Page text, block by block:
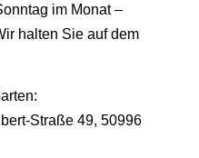
im Monat –
halten Sie auf dem
Straße 49, 50996